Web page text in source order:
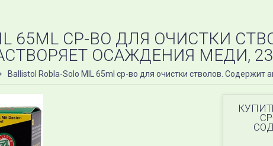
MIL 65ML СР-ВО ДЛЯ ОЧИСТКИ
ОСАЖДЕНИЯ МЕДИ,
Ballistol Robla-Solo MIL 65ml ср-во для очистки стволов.